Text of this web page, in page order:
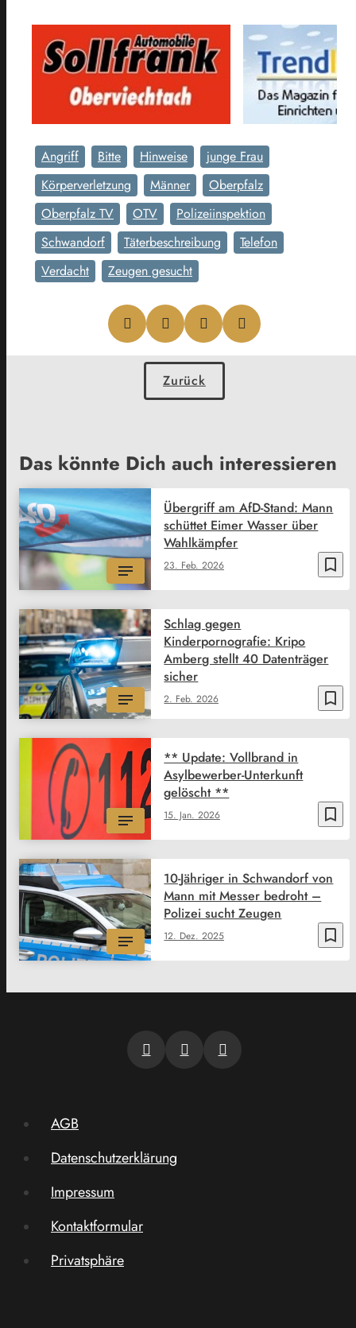
Angriff Bitte Hinweise
junge Frau
Körperverletzung
Männer
Oberpfalz
Oberpfalz TV
OTV
Polizeiinspektion
Schwandorf
Täterbeschreibung
Telefon
Verdacht
Zeugen gesucht
Zurück
Das könnte Dich auch interessieren
bookmark_border
23. Feb. 2026
Übergriff am AfD-Stand: Mann
schüttet Eimer Wasser über
Wahlkämpfer
bookmark_border
2. Feb. 2026
Schlag gegen
Kinderpornografie: Kripo
Amberg stellt 40 Datenträger
sicher
bookmark_border
15. Jan. 2026
** Update: Vollbrand in
Asylbewerber-Unterkunft
gelöscht **
bookmark_border
12. Dez. 2025
10-Jähriger in Schwandorf von
Mann mit Messer bedroht –
Polizei sucht Zeugen
AGB
Datenschutzerklärung
Impressum
Kontaktformular
Privatsphäre